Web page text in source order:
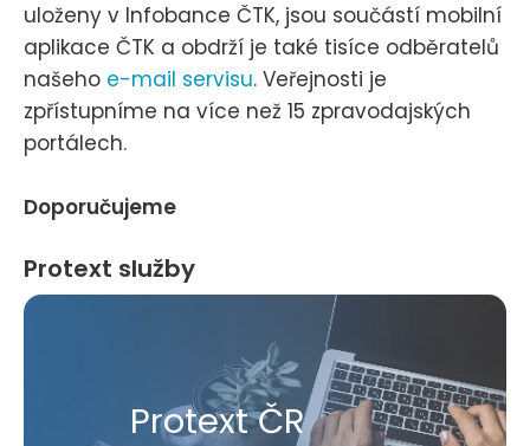
uloženy v Infobance ČTK, jsou součástí mobilní
aplikace ČTK a obdrží je také tisíce odběratelů
našeho e-mail servisu. Veřejnosti je
zpřístupníme na více než 15 zpravodajských
portálech.
Doporučujeme
Protext služby
Protext ČR